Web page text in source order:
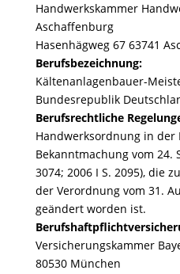
Handwerkskammer
Aschaffenburg
Hasenhägweg 67 63741
Berufsbezeichnung:
Kältenanlagenbauer-
Bundesrepublik
Berufsrechtliche
Handwerksordnung in der
Bekanntmachung vom 24.
3074; 2006 I S. 2095), die
der Verordnung vom 31.
geändert worden ist.
Versicherungskammer
80530 München